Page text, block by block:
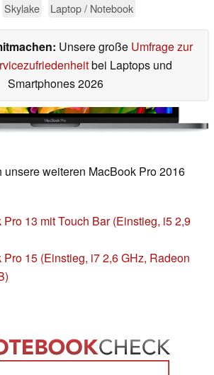
Skylake Laptop / Notebook
Unsere große Umfrage zur
bei Laptops und
Smartphones 2026
unsere weiteren MacBook Pro 2016
13 mit Touch Bar (Einstieg, i5 2,9
15 (Einstieg, i7 2,6 GHz, Radeon